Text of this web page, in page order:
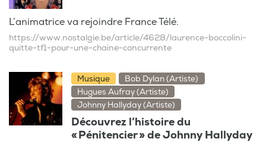
L’animatrice va rejoindre France Télé.
https://www.nostalgie.be/article/4628/laurence-boccolini-
quitte-tf1-pour-une-chaine-concurrente
Musique
Bob Dylan (Artiste)
Hugues Aufray (Artiste)
Johnny Hallyday (Artiste)
Découvrez l’histoire du
« Pénitencier » de Johnny Hallyday